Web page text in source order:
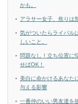
かも。
アラサー女子、焦りは
気がついたらライバル
しいこと。
問題なし！立ち位置に
せばOK！
美白に命かけるあなた
与える影響
一番仲のいい男友達を